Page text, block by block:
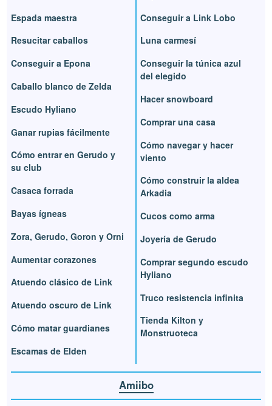
Espada maestra
Resucitar caballos
Conseguir a Epona
Caballo blanco de Zelda
Escudo Hyliano
Ganar rupias fácilmente
Cómo entrar en Gerudo y
su club
Casaca forrada
Bayas ígneas
Zora, Gerudo, Goron y Orni
Aumentar corazones
Atuendo clásico de Link
Atuendo oscuro de Link
Cómo matar guardianes
Escamas de Elden
Conseguir a Link Lobo
Luna carmesí
Conseguir la túnica azul
del elegido
Hacer snowboard
Comprar una casa
Cómo navegar y hacer
viento
Cómo construir la aldea
Arkadia
Cucos como arma
Joyería de Gerudo
Comprar segundo escudo
Hyliano
Truco resistencia infinita
Tienda Kilton y
Monstruoteca
Amiibo